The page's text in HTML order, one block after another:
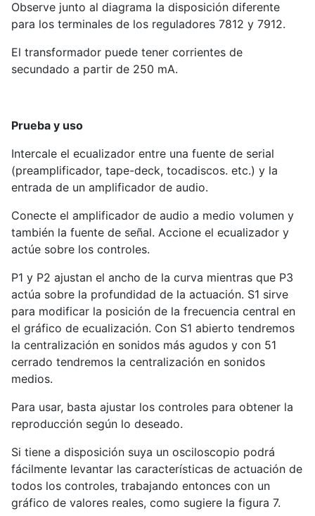
Observe junto al diagrama la disposición diferente
para los terminales de los reguladores 7812 y 7912.
El transformador puede tener corrientes de
secundado a partir de 250 mA.
Prueba y uso
Intercale el ecualizador entre una fuente de serial
(preamplificador, tape-deck, tocadiscos. etc.) y la
entrada de un amplificador de audio.
Conecte el amplificador de audio a medio volumen y
también la fuente de señal. Accione el ecualizador y
actúe sobre los controles.
P1 y P2 ajustan el ancho de la curva mientras que P3
actúa sobre la profundidad de la actuación. S1 sirve
para modificar la posición de la frecuencia central en
el gráfico de ecualización. Con S1 abierto tendremos
la centralización en sonidos más agudos y con 51
cerrado tendremos la centralización en sonidos
medios.
Para usar, basta ajustar los controles para obtener la
reproducción según lo deseado.
Si tiene a disposición suya un osciloscopio podrá
fácilmente levantar las características de actuación de
todos los controles, trabajando entonces con un
gráfico de valores reales, como sugiere la figura 7.